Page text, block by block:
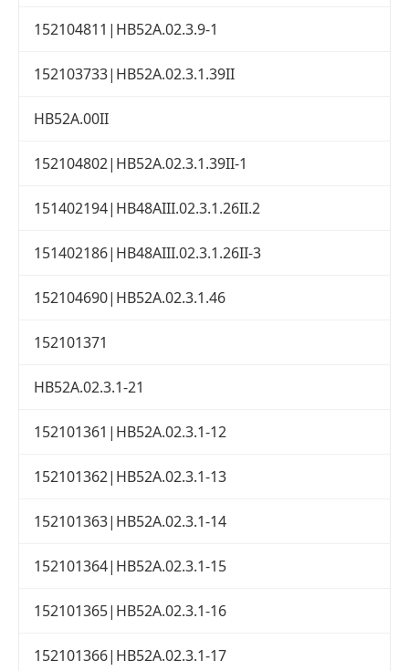
152104811|HB52A.02.3.9-1
152103733|HB52A.02.3.1.39II
HB52A.00II
152104802|HB52A.02.3.1.39II-1
151402194|HB48AIII.02.3.1.26II.2
151402186|HB48AIII.02.3.1.26II-3
152104690|HB52A.02.3.1.46
152101371
HB52A.02.3.1-21
152101361|HB52A.02.3.1-12
152101362|HB52A.02.3.1-13
152101363|HB52A.02.3.1-14
152101364|HB52A.02.3.1-15
152101365|HB52A.02.3.1-16
152101366|HB52A.02.3.1-17